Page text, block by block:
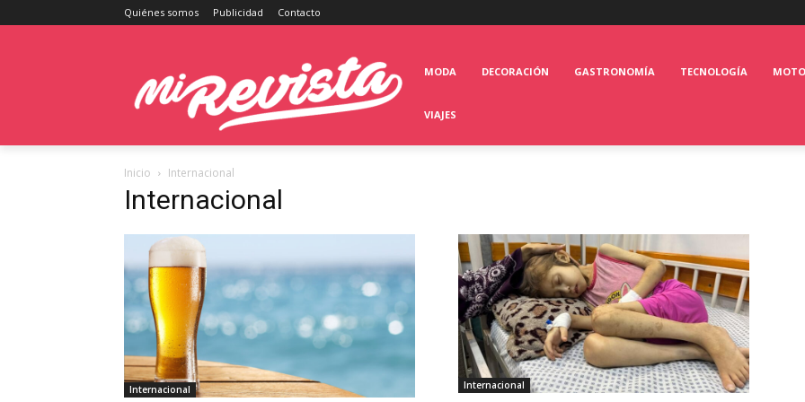
Quiénes somos Publicidad Contacto
MODA DECORACIÓN GASTRONOMÍA TECNOLOGÍA
VIAJES
Inicio Internacional
Internacional
Internacional Internacional